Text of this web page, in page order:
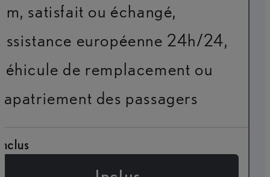
satisfait ou échangé,
européenne 24h/24,
de remplacement ou
des passagers